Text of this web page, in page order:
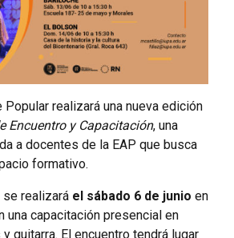
Popular realizará una nueva edición
Encuentro y Capacitación, una
a docentes de la EAP que busca
formativo.
se realizará el sábado 6 de junio en
una capacitación presencial en
guitarra. El encuentro tendrá lugar